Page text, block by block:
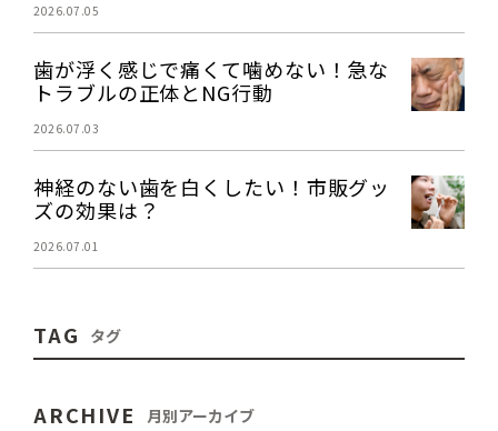
2026.07.05
歯が浮く感じで痛くて噛めない！急な
トラブルの正体とNG行動
2026.07.03
神経のない歯を白くしたい！市販グッ
ズの効果は？
2026.07.01
TAG タグ
ARCHIVE 月別アーカイブ